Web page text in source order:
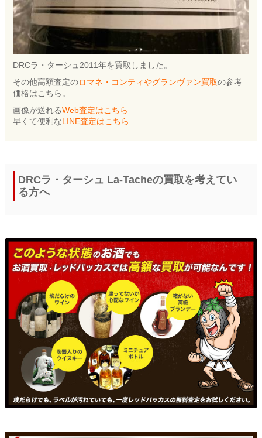
DRCラ・ターシュ2011年を買取しました。
その他高額査定のロマネ・コンティやグランヴァン買取の参考
価格はこちら。
画像が送れるWeb査定はこちら
早くて便利なLINE査定はこちら
DRCラ・ターシュ La-Tacheの買取を考えてい
る方へ